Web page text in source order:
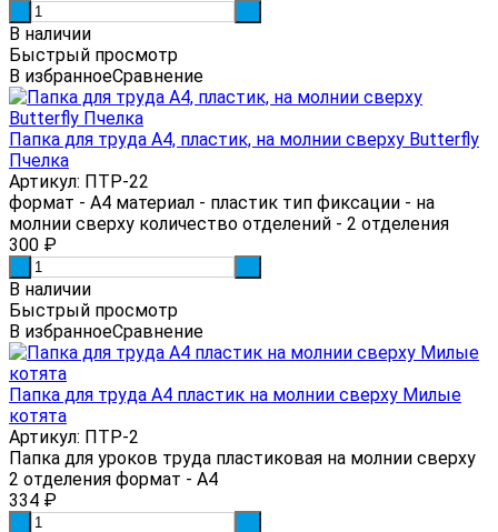
В наличии
Быстрый просмотр
В избранноеСравнение
Папка для труда А4, пластик, на молнии сверху Butterfly
Пчелка
Артикул: ПТР-22
формат - А4 материал - пластик тип фиксации - на
молнии сверху количество отделений - 2 отделения
300 ₽
В наличии
Быстрый просмотр
В избранноеСравнение
Папка для труда А4 пластик на молнии сверху Милые
котята
Артикул: ПТР-2
Папка для уроков труда пластиковая на молнии сверху
2 отделения формат - А4
334 ₽